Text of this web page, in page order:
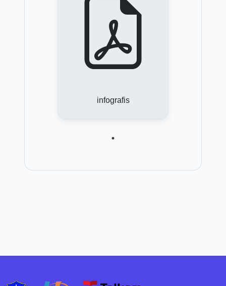
infografis